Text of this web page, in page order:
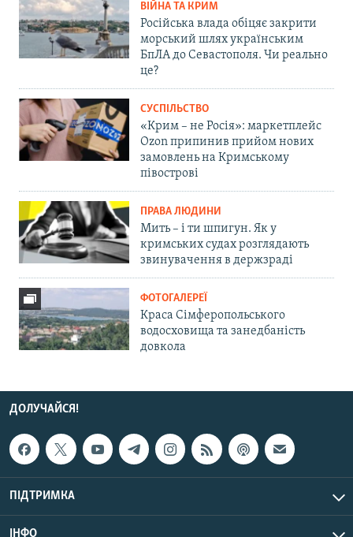
ВІЙНА ТА КРИМ
Російська влада обіцяє закрити
морський шлях українським
БпЛА до Севастополя. Чи реально
це?
СУСПІЛЬСТВО
«Крим – не Росія»: маркетплейс
Ozon припинив прийом нових
замовлень на Кримському
півострові
ПРАВА ЛЮДИНИ
Мить – і ти шпигун. Як у
кримських судах розглядають
звинувачення в держзраді
ФОТОГАЛЕРЕЇ
Краса Сімферопольського
водосховища та занедбаність
довкола
ДОЛУЧАЙСЯ!
ПІДТРИМКА
ІНФО